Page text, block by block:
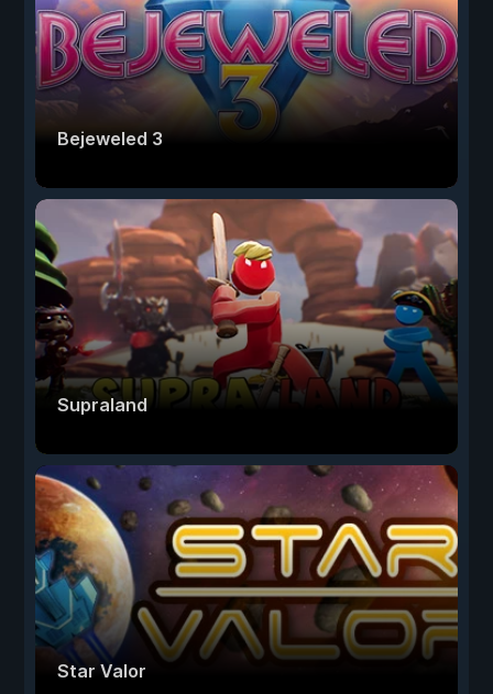
Bejeweled 3
Supraland
Star Valor